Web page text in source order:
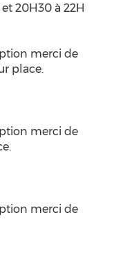
20H30 à 22H
merci de
place.
merci de
merci de